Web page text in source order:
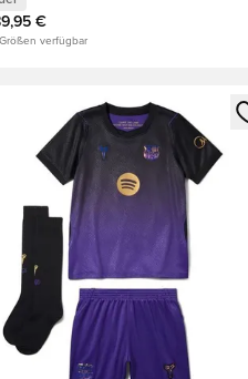
€
verfügbar
ein neues Fenster zum